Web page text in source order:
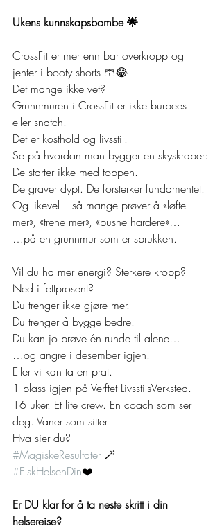
Ukens kunnskapsbombe 🌟
CrossFit er mer enn bar overkropp og
jenter i booty shorts 🩳😂
Det mange ikke vet?
Grunnmuren i CrossFit er ikke burpees
eller snatch.
Det er kosthold og livsstil.
Se på hvordan man bygger en skyskraper:
De starter ikke med toppen.
De graver dypt. De forsterker fundamentet.
Og likevel – så mange prøver å «løfte
mer», «trene mer», «pushe hardere»…
…på en grunnmur som er sprukken.
Vil du ha mer energi? Sterkere kropp?
Ned i fettprosent?
Du trenger ikke gjøre mer.
Du trenger å bygge bedre.
Du kan jo prøve én runde til alene…
…og angre i desember igjen.
Eller vi kan ta en prat.
1 plass igjen på Verftet LivsstilsVerksted.
16 uker. Et lite crew. En coach som ser
deg. Vaner som sitter.
Hva sier du?
#MagiskeResultater 🪄
#ElskHelsenDin❤️
Er DU klar for å ta neste skritt i din
helsereise?